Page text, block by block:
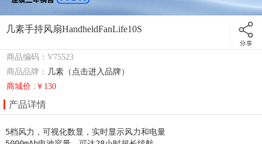
几素手持风扇HandheldFanLife10S
商品编码：V75523
商品品牌： 几素（点击进入品牌）
商城价 :￥130
产品详情
5档风力，可视化数显，实时显示风力和电量